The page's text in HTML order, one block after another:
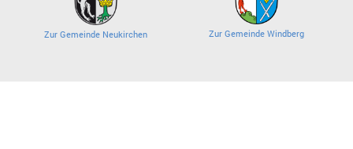
Zur Gemeinde Neukirchen Zur Gemeinde Windberg